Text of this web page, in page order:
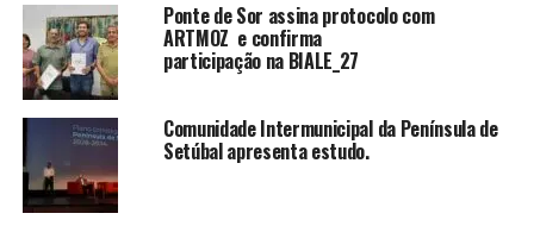
Ponte de Sor assina protocolo com
ARTMOZ e confirma
participação na BIALE_27
Comunidade Intermunicipal da Península de
Setúbal apresenta estudo.